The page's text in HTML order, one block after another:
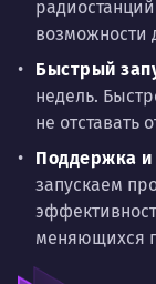
возможности
Быстрый
недель.
не отставать
Поддержка и
запускаем
меняющихся